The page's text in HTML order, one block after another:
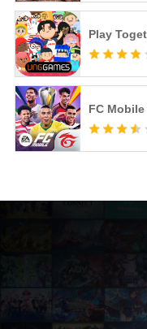
Play
FC Mobile